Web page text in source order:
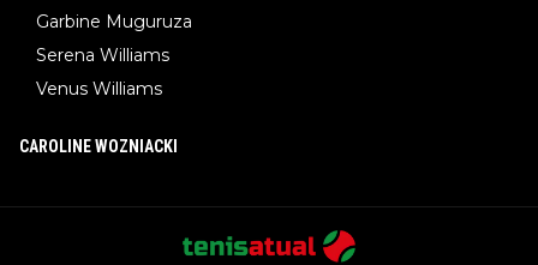
Garbine Muguruza
Serena Williams
Venus Williams
CAROLINE WOZNIACKI